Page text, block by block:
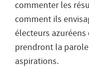
commenter les
comment ils
électeurs
prendront la
aspirations.